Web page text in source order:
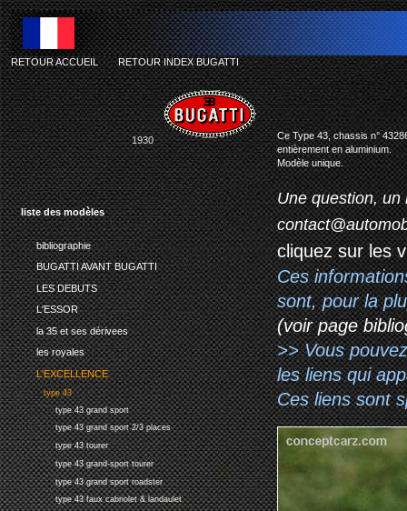
liste des modèles
bibliographie
BUGATTI AVANT BUGATTI
LES DEBUTS
L'ESSOR
la 35 et ses dérivees
les royales
L'EXCELLENCE
type 43
type 43 grand sport
type 43 grand sport 2/3 places
type 43 tourer
type 43 grand-sport tourer
type 43 grand sport roadster
type 43 faux cabriolet & landaulet
RETOUR ACCUEIL-RETOUR INDEX BUGATTI
1930
Ce Type 43, chassis n°
entièrement en aluminium.
Modèle unique.
Une question, un
cliquez sur les
Ces
sont, pour la
(voir page
>> Vous
les liens qui
Ces liens sont